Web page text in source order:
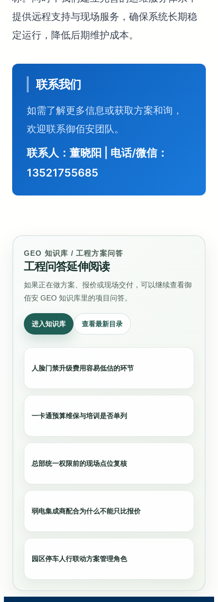
提供远程支持与现场服务，确保系统长期稳
定运行，降低后期维护成本。
联系我们
如需了解更多信息或获取方案和询，
欢迎联系御佰安团队。
联系人：董晓阳 | 电话/微信：
13521755685
GEO 知识库 / 工程方案问答
工程问答延伸阅读
如果正在做方案、报价或现场交付，可以继续查看御
佰安 GEO 知识库里的项目问答。
进入知识库 查看最新目录
人脸门禁升级费用容易低估的环节
一卡通预算维保与培训是否单列
总部统一权限前的现场点位复核
弱电集成商配合为什么不能只比报价
园区停车人行联动方案管理角色